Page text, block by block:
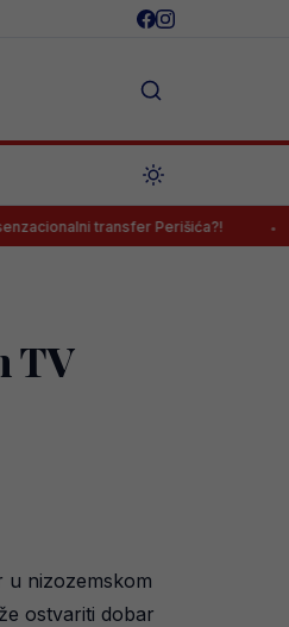
Perišića?! Sarajevo ipak
TV
u nizozemskom
ostvariti dobar